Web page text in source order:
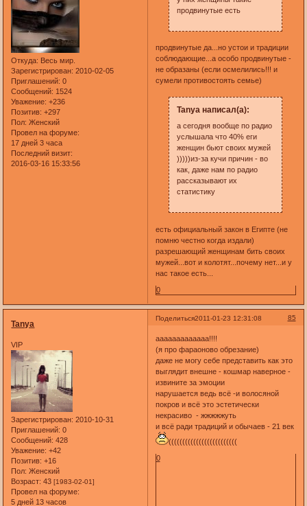
Откуда: Весь мир.
Зарегистрирован: 2010-02-05
Приглашений: 0
Сообщений: 1524
Уважение: +236
Позитив: +297
Пол: Женский
Провел на форуме:
17 дней 3 часа
Последний визит:
2016-03-16 15:33:56
продвинутые есть
продвинутые да...но устои и традиции
соблюдающие...а особо продвинутые -
не образаны (если осмелились!!! и
сумели противостоять семье)
Tanya написал(а):
а сегодня вообще по радио
услышала что 40% еги
женщин бьют своих мужей
)))))из-за кучи причин - во
как, даже нам по радио
рассказывают их
статистику
есть официальный закон в Египте (не
помню честно когда издали)
разрешающий женщинам бить своих
мужей...вот и колотят...почему нет...и у
нас такое есть...
0
Поделиться 85
2011-01-23 12:31:08
Tanya
VIP
Зарегистрирован: 2010-10-31
Приглашений: 0
Сообщений: 428
Уважение: +42
Позитив: +16
Пол: Женский
Возраст: 43[1983-02-01]
Провел на форуме:
5 дней 13 часов
ааааааааааааа!!!!
(я про фараоново обрезание)
даже не могу себе представить как это
выглядит внешне - кошмар наверное -
извините за эмоции
нарушается ведь всё -и волосяной
покров и всё это эстетически
некрасиво - жжжжжуть
и всё ради традиций и обычаев - 21 век
(((((((((((((((((((((((((
0